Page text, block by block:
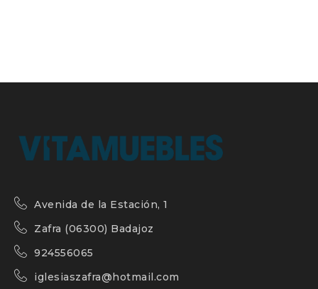
Avenida de la Estación, 1
Zafra (06300) Badajoz
924556065
iglesiaszafra@hotmail.com